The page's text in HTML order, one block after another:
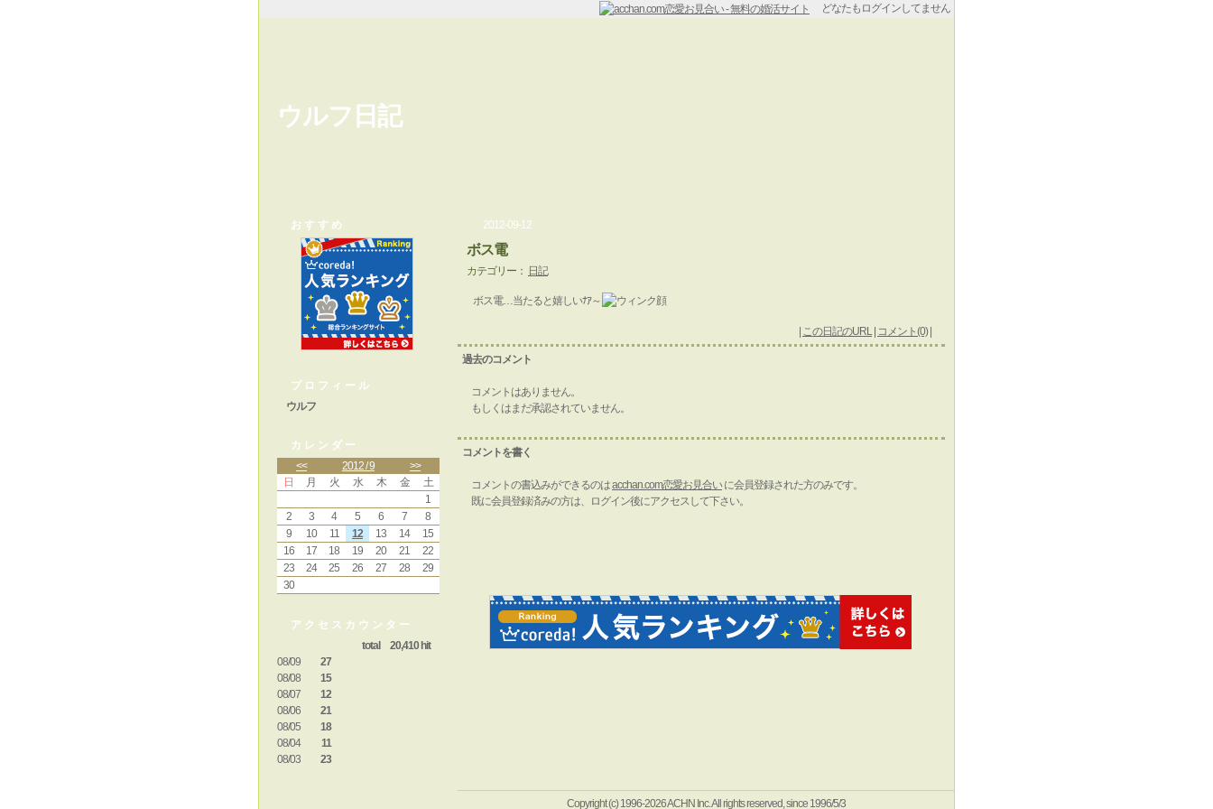
どなたもログインしてません
ウルフ日記
おすすめ
プロフィール
ウルフ
カレンダー
<<
2012 / 9
>>
日
月 火 水 木 金
土
1
2
3 4 5 6 7
8
9
10 11 12 13 14
15
16
17 18 19 20 21
22
23
24 25 26 27 28
29
30
アクセスカウンター
total 20,410 hit
08/09
27
08/08
15
08/07
12
08/06
21
08/05
18
08/04
11
08/03
23
2012-09-12
ボス電
カテゴリー： 日記
ボス電…当たると嬉しいﾅｱ～
この日記のURL| コメント(0)|
過去のコメント
コメントはありません。
もしくはまだ承認されていません。
コメントを書く
コメントの書込みができるのはacchan.com恋愛お見合いに会員登録された方のみです。
既に会員登録済みの方は、ログイン後にアクセスして下さい。
Copyright (c) 1996-2026 ACHN Inc. All rights reserved, since 1996/5/3